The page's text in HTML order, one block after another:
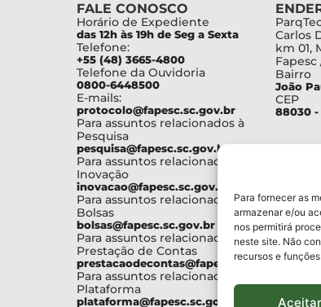
Para fornecer as
armazenar e/ou
nos permitirá
neste site. Não
recursos e
Aceitar
FALE CONOSCO
Horário de Expediente
das 12h às 19h de Seg a Sexta
Telefone:
+55 (48) 3665-4800
Telefone da Ouvidoria
0800-6448500
E-mails:
protocolo@fapesc.sc.gov.br
Para assuntos relacionados à
Pesquisa
pesquisa@fapesc.sc.gov.br
Para assuntos relacionados à
Inovação
inovacao@fapesc.sc.gov.br
Para assuntos relacionados à
Bolsas
bolsas@fapesc.sc.gov.br
Para assuntos relacionados à
Prestação de Contas
prestacaodecontas@fapesc.sc.gov.br
Para assuntos relacionados à
Plataforma
plataforma@fapesc.sc.gov.br
Carlos
km 01,
Fapesc
Bairro
João
CEP
88030 -